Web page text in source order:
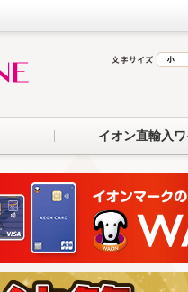
イオン直輸入